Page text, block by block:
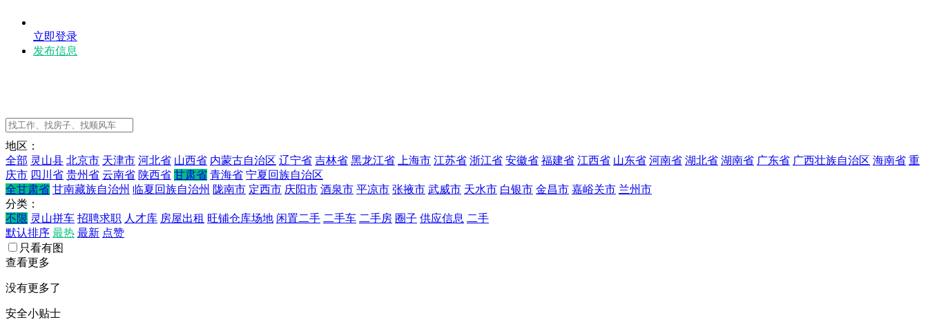
立即登录
发布信息
地区：
全部 灵山县 北京市 天津市 河北省 山西省 内蒙古自治区 辽宁省 吉林省 黑龙江省 上海市 江苏省 浙江省 安徽省 福建省 江西省 山东省 河南省 湖北省 湖南省 广东省 广西壮族自治区 海南省 重
庆市 四川省 贵州省 云南省 陕西省 甘肃省 青海省 宁夏回族自治区
全甘肃省 甘南藏族自治州 临夏回族自治州 陇南市 定西市 庆阳市 酒泉市 平凉市 张掖市 武威市 天水市 白银市 金昌市 嘉峪关市 兰州市
分类：
不限 灵山拼车 招聘求职 人才库 房屋出租 旺铺仓库场地 闲置二手 二手车 二手房 圈子 供应信息 二手
默认排序 最热 最新 点赞
只看有图
查看更多
没有更多了
安全小贴士